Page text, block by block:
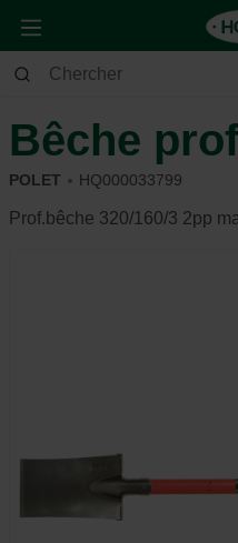
Jardin Outils de jardin
Bêche
POLET HQ000033799
Prof.bêche 320/160/3 2pp